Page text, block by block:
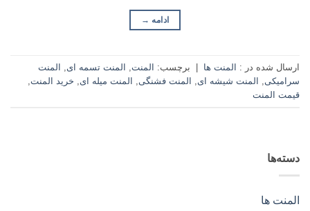
ادامه →
ارسال شده در : المنت ها برچسب: المنت المنت تسمه ای
المنت
سرامیکی
المنت شیشه ای المنت فشنگی المنت میله ای خرید المنت
قیمت المنت
دسته‌ها
المنت ها